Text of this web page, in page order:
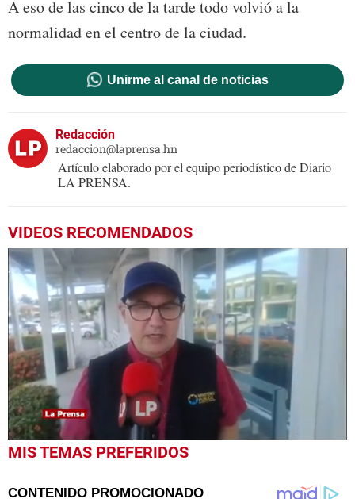
A eso de las cinco de la tarde todo volvió a la
normalidad en el centro de la ciudad.
Unirme al canal de noticias
Redacción
redaccion@laprensa.hn
Artículo elaborado por el equipo periodístico de Diario
LA PRENSA.
VIDEOS RECOMENDADOS
0
seconds
minutes,
MIS TEMAS PREFERIDOS